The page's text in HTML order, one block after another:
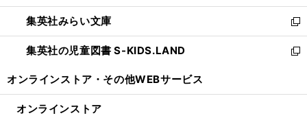
開
く
ウ
で
開
く
ン
ド
ウ
で
ウ
ィ
ン
ド
開
集英社みらい文庫
新
し
い
ン
集英社の児童図書 S-KIDS.LAND
新
ウ
オンラインストア・ その他WEBサービス
オンラインストア